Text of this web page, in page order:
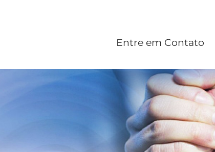
Entre em Contato